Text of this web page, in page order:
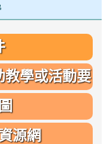
教學或活動要
源網